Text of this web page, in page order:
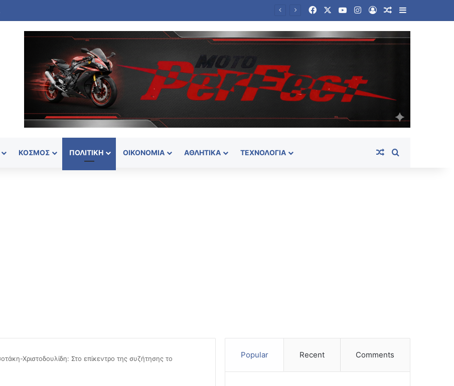
στην Πάρο: Πνίγηκε 4χρονο παιδί σε πισίνα – Προσήχθησαν ιδιοκτήτης και γονείς FacebookYouTubeInstagram
Log InRandom Article
Sidebar
ΚΌΣΜΟΣ ΠΟΛΙΤΙΚΉ ΟΙΚΟΝΟΜΊΑ ΑΘΛΗΤΙΚΆ ΤΕΧΝΟΛΟΓΊΑ Random Article
Χριστοδουλίδη: Στο επίκεντρο της συζήτησης το
Popular Recent Comments